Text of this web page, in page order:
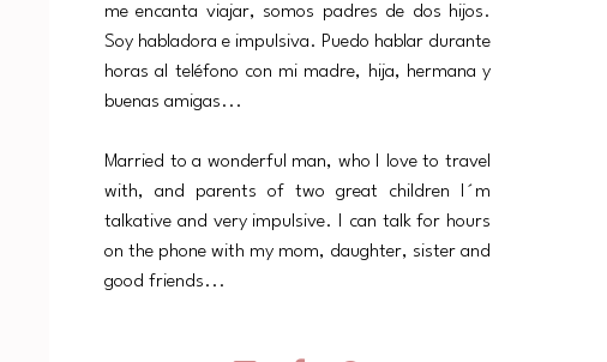
me encanta viajar, somos padres de dos hijos.
Soy habladora e impulsiva. Puedo hablar durante
horas al teléfono con mi madre, hija, hermana y
buenas amigas...
Married to a wonderful man, who I love to travel
with, and parents of two great children I´m
talkative and very impulsive. I can talk for hours
on the phone with my mom, daughter, sister and
good friends...